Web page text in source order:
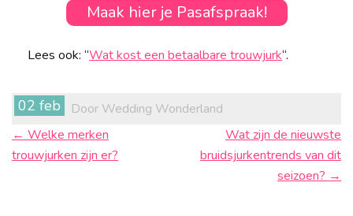
Maak hier je Pasafspraak!
Lees ook: “Wat kost een betaalbare trouwjurk“.
02 feb Door Wedding Wonderland
Berichtnavigatie
← Welke merken
trouwjurken zijn er?
Wat zijn de nieuwste
bruidsjurkentrends van dit
seizoen? →